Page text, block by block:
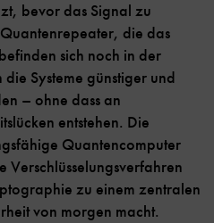
bevor das Signal zu
die das
sich noch in der
die Systeme günstiger und
– ohne dass an
entstehen. Die
Quantencomputer
Verschlüsselungsverfahren
zu einem zentralen
von morgen macht.